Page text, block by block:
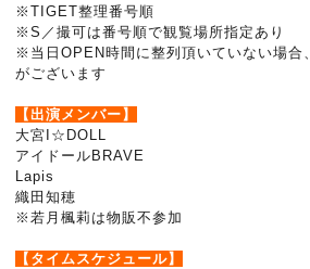
※TIGET整理番号順
※S／撮可は番号順で観覧場所指定あり
※当日OPEN時間に整列頂いていない場合
がございます
【出演メンバー】
大宮I☆DOLL
アイドールBRAVE
Lapis
織田知穂
※若月楓莉は物販不参加
【タイムスケジュール】